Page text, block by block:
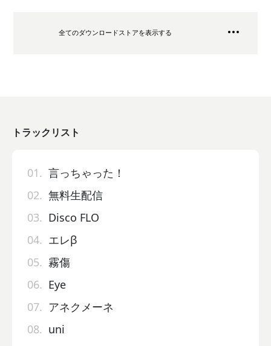
全てのダウンロードストアを表示する
トラックリスト
01. 言っちゃった！
02. 無料生配信
03. Disco FLO
04. エレβ
05. 霧傷
06. Eye
07. アネクメーネ
08. uni